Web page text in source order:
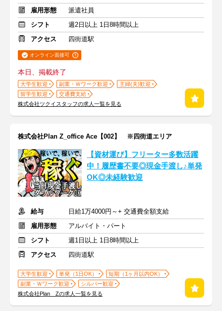
雇用形態
派遣社員
シフト
週2日以上 1日8時間以上
アクセス
四街道駅
オンライン面接可
本日、掲載終了
大学生歓迎 副業・Ｗワーク歓迎
主婦(夫)歓迎
留学生歓迎
交通費支給
株式会社ツクイスタッフの求人一覧を見る
株式会社Plan Z_office Ace【002】 ※四街道エリア
【資材運び】フリーター多数活躍
中！履歴書不要◎現金手渡し♪単発
OK◎未経験歓迎
給与
日給1万4000円～+ 交通費全額支給
雇用形態
アルバイト・パート
シフト
週1日以上 1日8時間以上
アクセス
四街道駅
大学生歓迎 単発（1日OK）
短期（1ヶ月以内OK）
副業・Ｗワーク歓迎
シルバー歓迎
株式会社Plan Zの求人一覧を見る